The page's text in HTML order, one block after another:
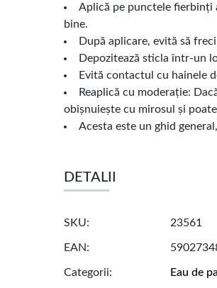
Aplică pe punctele fierbinți
bine.
După aplicare, evită să
Depozitează sticla într-un
Evită contactul cu hainele
Reaplică cu moderație:
obișnuiește cu mirosul și
Acesta este un ghid
DETALII
SKU 23561
EAN
Categorii Eau de